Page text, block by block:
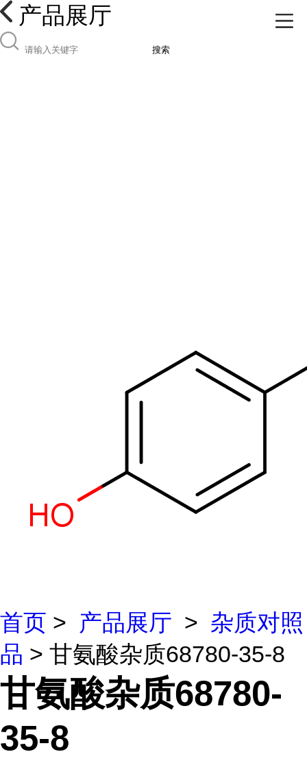
产品展厅
搜索
首页 > 产品展厅 > 杂质对照
品 > 甘氨酸杂质68780-35-8
甘氨酸杂质68780-
35-8